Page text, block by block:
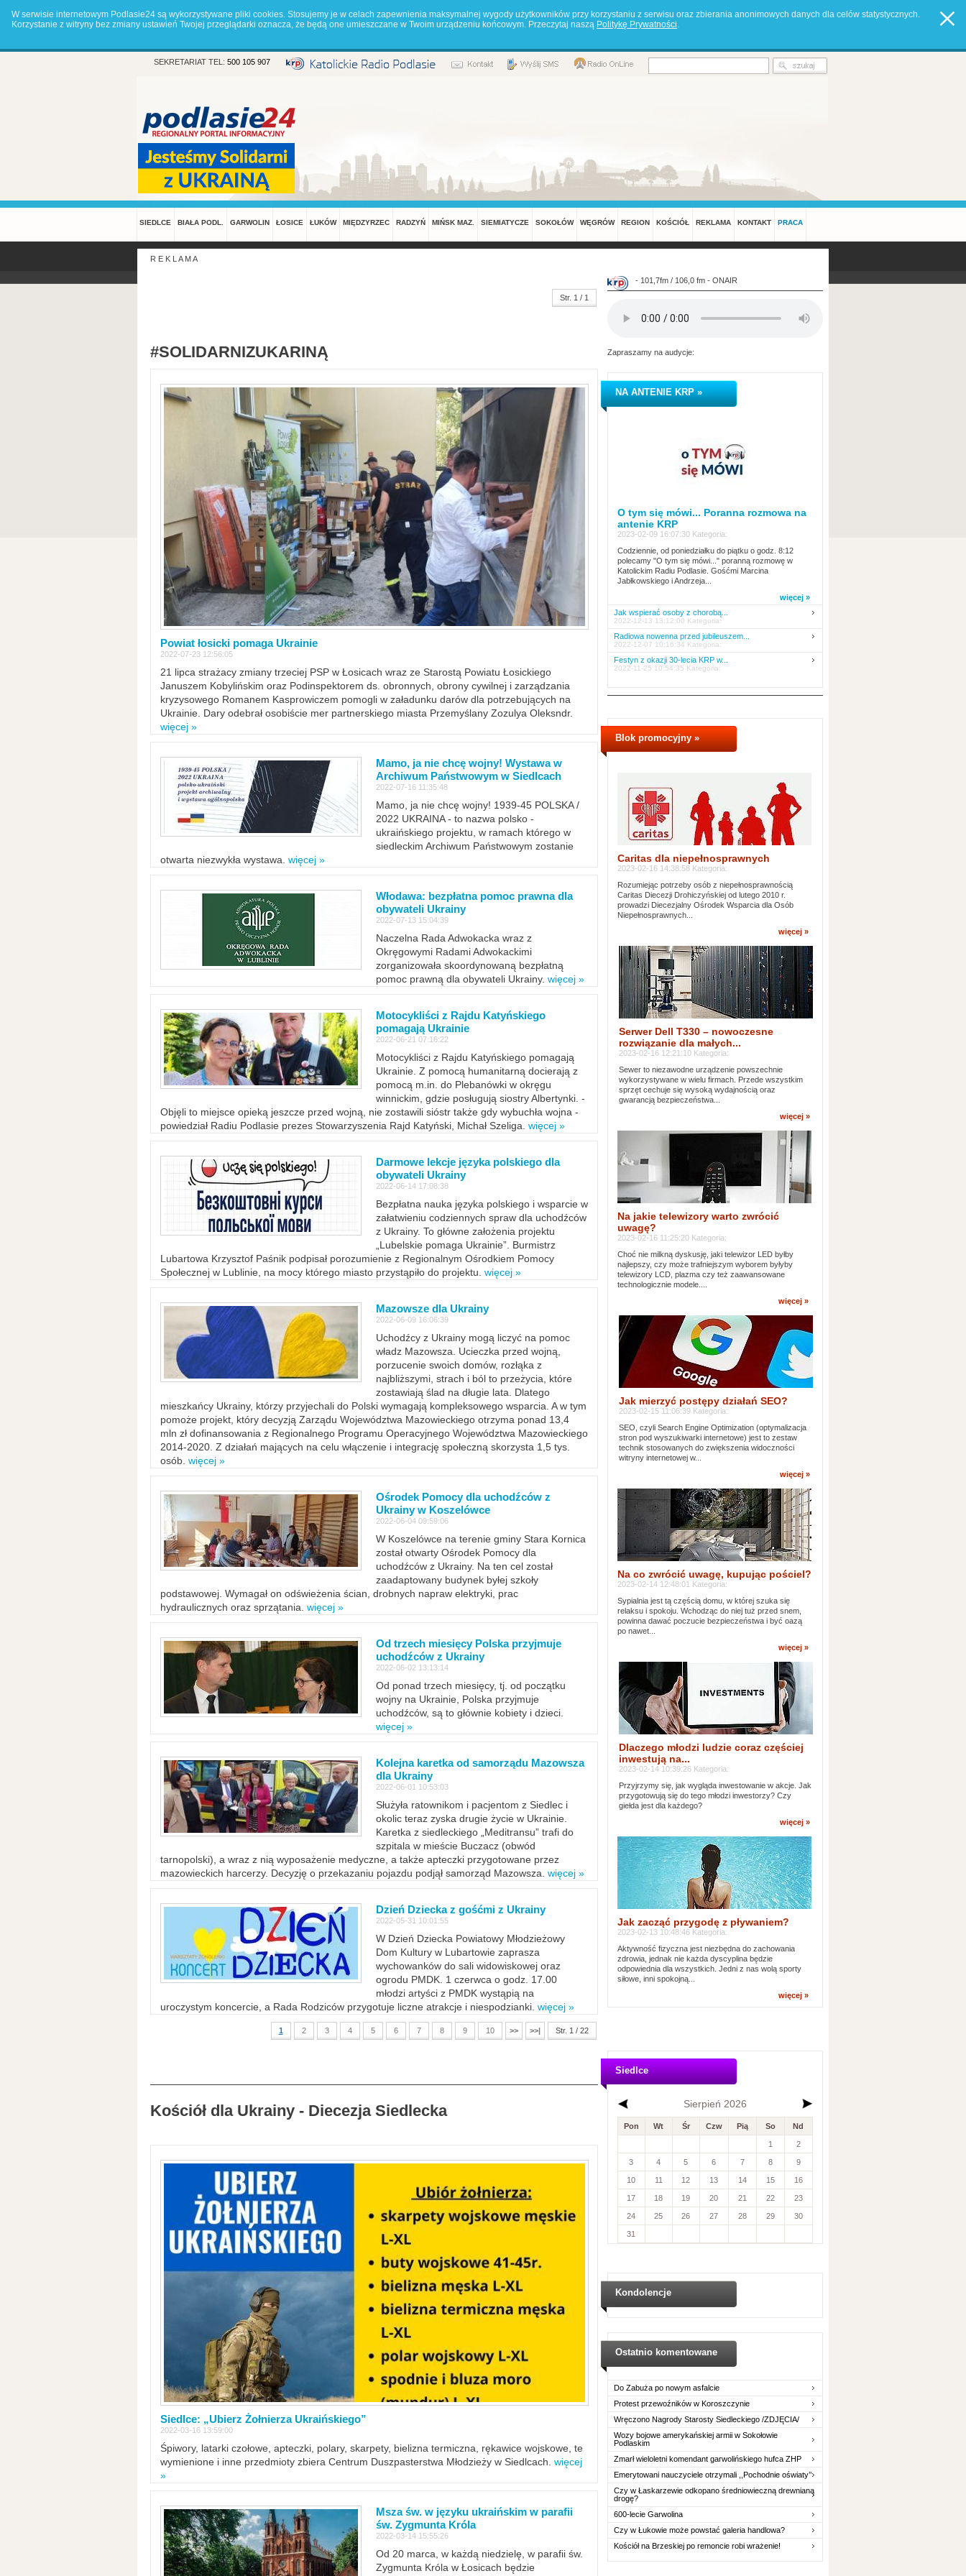
W serwisie internetowym Podlasie24 są wykorzystywane pliki cookies. Stosujemy je w celach zapewnienia maksymalnej wygody użytkowników przy korzystaniu z serwisu oraz zbierania anonimowych danych dla celów statystycznych.
Korzystanie z witryny bez zmiany ustawień Twojej przeglądarki oznacza, że będą one umieszczane w Twoim urządzeniu końcowym. Przeczytaj naszą Politykę Prywatności.
SEKRETARIAT TEL: 500 105 907
SIEDLCE BIAŁA PODL. GARWOLIN ŁOSICE ŁUKÓW MIĘDZYRZEC RADZYŃ MIŃSK MAZ. SIEMIATYCZE SOKOŁÓW WĘGRÓW REGION KOŚCIÓŁ REKLAMA KONTAKT PRACA
R E K L A M A
Str. 1 / 1
#SOLIDARNIZUKARINĄ
Powiat łosicki pomaga Ukrainie
2022-07-23 12:56:05
21 lipca strażacy zmiany trzeciej PSP w Łosicach wraz ze Starostą Powiatu Łosickiego
Januszem Kobylińskim oraz Podinspektorem ds. obronnych, obrony cywilnej i zarządzania
kryzysowego Romanem Kasprowiczem pomogli w załadunku darów dla potrzebujących na
Ukrainie. Dary odebrał osobiście mer partnerskiego miasta Przemyślany Zozulya Oleksndr.
więcej »
Mamo, ja nie chcę wojny! Wystawa w
Archiwum Państwowym w Siedlcach
2022-07-16 11:35:48
Mamo, ja nie chcę wojny! 1939-45 POLSKA /
2022 UKRAINA - to nazwa polsko -
ukraińskiego projektu, w ramach którego w
siedleckim Archiwum Państwowym zostanie
otwarta niezwykła wystawa. więcej »
Włodawa: bezpłatna pomoc prawna dla
obywateli Ukrainy
2022-07-13 15:04:39
Naczelna Rada Adwokacka wraz z
Okręgowymi Radami Adwokackimi
zorganizowała skoordynowaną bezpłatną
pomoc prawną dla obywateli Ukrainy. więcej »
Motocykliści z Rajdu Katyńskiego
pomagają Ukrainie
2022-06-21 07:16:22
Motocykliści z Rajdu Katyńskiego pomagają
Ukrainie. Z pomocą humanitarną docierają z
pomocą m.in. do Plebanówki w okręgu
winnickim, gdzie posługują siostry Albertynki. -
Objęli to miejsce opieką jeszcze przed wojną, nie zostawili sióstr także gdy wybuchła wojna -
powiedział Radiu Podlasie prezes Stowarzyszenia Rajd Katyński, Michał Szeliga. więcej »
Darmowe lekcje języka polskiego dla
obywateli Ukrainy
2022-06-14 17:08:38
Bezpłatna nauka języka polskiego i wsparcie w
załatwieniu codziennych spraw dla uchodźców
z Ukrainy. To główne założenia projektu
„Lubelskie pomaga Ukrainie”. Burmistrz
Lubartowa Krzysztof Paśnik podpisał porozumienie z Regionalnym Ośrodkiem Pomocy
Społecznej w Lublinie, na mocy którego miasto przystąpiło do projektu. więcej »
Mazowsze dla Ukrainy
2022-06-09 16:06:39
Uchodźcy z Ukrainy mogą liczyć na pomoc
władz Mazowsza. Ucieczka przed wojną,
porzucenie swoich domów, rozłąka z
najbliższymi, strach i ból to przeżycia, które
zostawiają ślad na długie lata. Dlatego
mieszkańcy Ukrainy, którzy przyjechali do Polski wymagają kompleksowego wsparcia. A w tym
pomoże projekt, który decyzją Zarządu Województwa Mazowieckiego otrzyma ponad 13,4
mln zł dofinansowania z Regionalnego Programu Operacyjnego Województwa Mazowieckiego
2014-2020. Z działań mających na celu włączenie i integrację społeczną skorzysta 1,5 tys.
osób. więcej »
Ośrodek Pomocy dla uchodźców z
Ukrainy w Koszelówce
2022-06-04 09:59:06
W Koszelówce na terenie gminy Stara Kornica
został otwarty Ośrodek Pomocy dla
uchodźców z Ukrainy. Na ten cel został
zaadaptowany budynek byłej szkoły
podstawowej. Wymagał on odświeżenia ścian, drobnych napraw elektryki, prac
hydraulicznych oraz sprzątania. więcej »
Od trzech miesięcy Polska przyjmuje
uchodźców z Ukrainy
2022-06-02 13:13:14
Od ponad trzech miesięcy, tj. od początku
wojny na Ukrainie, Polska przyjmuje
uchodźców, są to głównie kobiety i dzieci.
więcej »
Kolejna karetka od samorządu Mazowsza
dla Ukrainy
2022-06-01 10:53:03
Służyła ratownikom i pacjentom z Siedlec i
okolic teraz zyska drugie życie w Ukrainie.
Karetka z siedleckiego „Meditransu” trafi do
szpitala w mieście Buczacz (obwód
tarnopolski), a wraz z nią wyposażenie medyczne, a także apteczki przygotowane przez
mazowieckich harcerzy. Decyzję o przekazaniu pojazdu podjął samorząd Mazowsza. więcej »
Dzień Dziecka z gośćmi z Ukrainy
2022-05-31 10:01:55
W Dzień Dziecka Powiatowy Młodzieżowy
Dom Kultury w Lubartowie zaprasza
wychowanków do sali widowiskowej oraz
ogrodu PMDK. 1 czerwca o godz. 17.00
młodzi artyści z PMDK wystąpią na
uroczystym koncercie, a Rada Rodziców przygotuje liczne atrakcje i niespodzianki. więcej »
1 2 3 4 5 6 7 8 9 10 >> >>| Str. 1 / 22
Kościół dla Ukrainy - Diecezja Siedlecka
Siedlce: „Ubierz Żołnierza Ukraińskiego”
2022-03-16 13:59:00
Śpiwory, latarki czołowe, apteczki, polary, skarpety, bielizna termiczna, rękawice wojskowe, te
wymienione i inne przedmioty zbiera Centrum Duszpasterstwa Młodzieży w Siedlcach. więcej
»
Msza św. w języku ukraińskim w parafii
św. Zygmunta Króla
2022-03-14 15:55:26
Od 20 marca, w każdą niedzielę, w parafii św.
Zygmunta Króla w Łosicach będzie
- 101,7fm / 106,0 fm - ONAIR
Zapraszamy na audycje:
NA ANTENIE KRP »
O tym się mówi... Poranna rozmowa na
antenie KRP
2023-02-09 16:07:30 Kategoria:
Codziennie, od poniedziałku do piątku o godz. 8:12
polecamy "O tym się mówi..." poranną rozmowę w
Katolickim Radiu Podlasie. Gośćmi Marcina
Jabłkowskiego i Andrzeja...
więcej »
Jak wspierać osoby z chorobą...
2022-12-13 13:12:00 Kategoria:
Radiowa nowenna przed jubileuszem...
2022-12-07 10:16:34 Kategoria:
Festyn z okazji 30-lecia KRP w...
2022-11-25 10:54:35 Kategoria:
Blok promocyjny »
Caritas dla niepełnosprawnych
2023-02-16 14:38:58 Kategoria:
Rozumiejąc potrzeby osób z niepełnosprawnością
Caritas Diecezji Drohiczyńskiej od lutego 2010 r.
prowadzi Diecezjalny Ośrodek Wsparcia dla Osób
Niepełnosprawnych...
więcej »
Serwer Dell T330 – nowoczesne
rozwiązanie dla małych...
2023-02-16 12:21:10 Kategoria:
Sewer to niezawodne urządzenie powszechnie
wykorzystywane w wielu firmach. Przede wszystkim
sprzęt cechuje się wysoką wydajnością oraz
gwarancją bezpieczeństwa...
więcej »
Na jakie telewizory warto zwrócić
uwagę?
2023-02-16 11:25:20 Kategoria:
Choć nie milkną dyskusję, jaki telewizor LED byłby
najlepszy, czy może trafniejszym wyborem byłyby
telewizory LCD, plazma czy też zaawansowane
technologicznie modele....
więcej »
Jak mierzyć postępy działań SEO?
2023-02-15 11:06:39 Kategoria:
SEO, czyli Search Engine Optimization (optymalizacja
stron pod wyszukiwarki internetowe) jest to zestaw
technik stosowanych do zwiększenia widoczności
witryny internetowej w...
więcej »
Na co zwrócić uwagę, kupując pościel?
2023-02-14 12:48:01 Kategoria:
Sypialnia jest tą częścią domu, w której szuka się
relaksu i spokoju. Wchodząc do niej tuż przed snem,
powinna dawać poczucie bezpieczeństwa i być oazą
po nawet...
więcej »
Dlaczego młodzi ludzie coraz częściej
inwestują na...
2023-02-14 10:39:26 Kategoria:
Przyjrzymy się, jak wygląda inwestowanie w akcje. Jak
przygotowują się do tego młodzi inwestorzy? Czy
giełda jest dla każdego?
więcej »
Jak zacząć przygodę z pływaniem?
2023-02-13 10:48:46 Kategoria:
Aktywność fizyczna jest niezbędna do zachowania
zdrowia, jednak nie każda dyscyplina będzie
odpowiednia dla wszystkich. Jedni z nas wolą sporty
siłowe, inni spokojną...
więcej »
Siedlce
Sierpień 2026
Pon Wt Śr Czw Pią So Nd
1 2
3 4 5 6 7 8 9
10 11 12 13 14 15 16
17 18 19 20 21 22 23
24 25 26 27 28 29 30
31
Kondolencje
Ostatnio komentowane
Do Zabuża po nowym asfalcie
Protest przewoźników w Koroszczynie
Wręczono Nagrody Starosty Siedleckiego /ZDJĘCIA/
Wozy bojowe amerykańskiej armii w Sokołowie
Podlaskim
Zmarł wieloletni komendant garwolińskiego hufca ZHP
Emerytowani nauczyciele otrzymali ,,Pochodnie oświaty’’
Czy w Łaskarzewie odkopano średniowieczną drewnianą
drogę?
600-lecie Garwolina
Czy w Łukowie może powstać galeria handlowa?
Kościół na Brzeskiej po remoncie robi wrażenie!